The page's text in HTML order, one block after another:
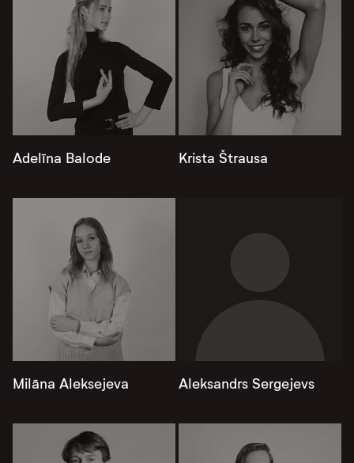
Adelīna Balode Krista Štrausa
Milāna Aleksejeva Aleksandrs Sergejevs